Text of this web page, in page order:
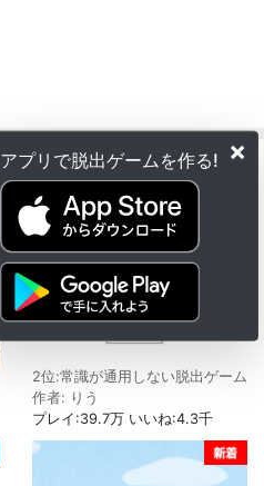
×
アプリで脱出ゲームを作る!
2位:常識が通用しない脱出ゲーム
作者: りう
プレイ:39.7万 いいね:4.3千